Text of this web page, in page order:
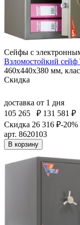
Сейфы с
Взломостойкий сейф
460x440x380 мм,
Скидка
доставка от 1 дня
105 265
₽ 131 581 ₽
Скидка 26 316 ₽-20%
арт. 8620103
В корзину